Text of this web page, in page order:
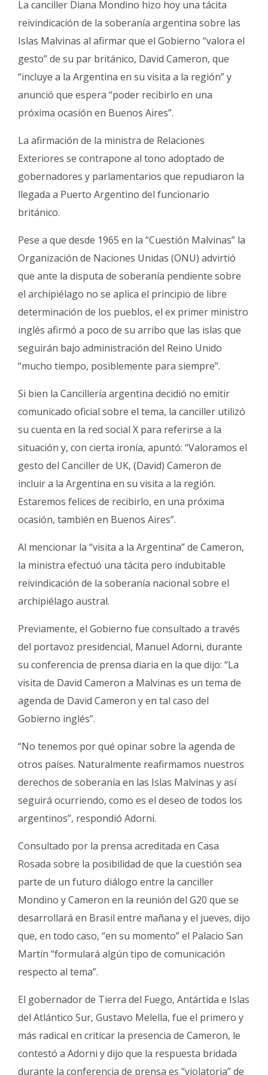
Fúnebres
La canciller Diana Mondino hizo hoy una tácita
reivindicación de la soberanía argentina sobre las
Islas Malvinas al afirmar que el Gobierno “valora el
gesto” de su par británico, David Cameron, que
“incluye a la Argentina en su visita a la región” y
anunció que espera “poder recibirlo en una
próxima ocasión en Buenos Aires”.
La afirmación de la ministra de Relaciones
Exteriores se contrapone al tono adoptado de
gobernadores y parlamentarios que repudiaron la
llegada a Puerto Argentino del funcionario
británico.
Pese a que desde 1965 en la “Cuestión Malvinas” la
Organización de Naciones Unidas (ONU) advirtió
que ante la disputa de soberanía pendiente sobre
el archipiélago no se aplica el principio de libre
determinación de los pueblos, el ex primer ministro
inglés afirmó a poco de su arribo que las islas que
seguirán bajo administración del Reino Unido
“mucho tiempo, posiblemente para siempre”.
Si bien la Cancillería argentina decidió no emitir
comunicado oficial sobre el tema, la canciller utilizó
su cuenta en la red social X para referirse a la
situación y, con cierta ironía, apuntó: “Valoramos el
gesto del Canciller de UK, (David) Cameron de
incluir a la Argentina en su visita a la región.
Estaremos felices de recibirlo, en una próxima
ocasión, también en Buenos Aires”.
Al mencionar la “visita a la Argentina” de Cameron,
la ministra efectuó una tácita pero indubitable
reivindicación de la soberanía nacional sobre el
archipiélago austral.
Previamente, el Gobierno fue consultado a través
del portavoz presidencial, Manuel Adorni, durante
su conferencia de prensa diaria en la que dijo: “La
visita de David Cameron a Malvinas es un tema de
agenda de David Cameron y en tal caso del
Gobierno inglés”.
“No tenemos por qué opinar sobre la agenda de
otros países. Naturalmente reafirmamos nuestros
derechos de soberanía en las Islas Malvinas y así
seguirá ocurriendo, como es el deseo de todos los
argentinos”, respondió Adorni.
Consultado por la prensa acreditada en Casa
Rosada sobre la posibilidad de que la cuestión sea
parte de un futuro diálogo entre la canciller
Mondino y Cameron en la reunión del G20 que se
desarrollará en Brasil entre mañana y el jueves, dijo
que, en todo caso, “en su momento” el Palacio San
Martín “formulará algún tipo de comunicación
respecto al tema”.
El gobernador de Tierra del Fuego, Antártida e Islas
del Atlántico Sur, Gustavo Melella, fue el primero y
más radical en criticar la presencia de Cameron, le
contestó a Adorni y dijo que la respuesta bridada
durante la conferencia de prensa es “violatoria” de